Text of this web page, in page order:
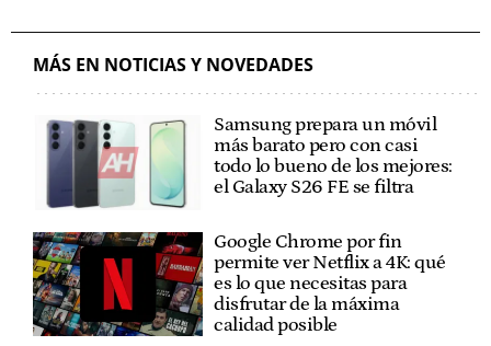
MÁS EN NOTICIAS Y NOVEDADES
Samsung prepara un móvil
más barato pero con casi
todo lo bueno de los mejores:
el Galaxy S26 FE se filtra
Google Chrome por fin
permite ver Netflix a 4K: qué
es lo que necesitas para
disfrutar de la máxima
calidad posible